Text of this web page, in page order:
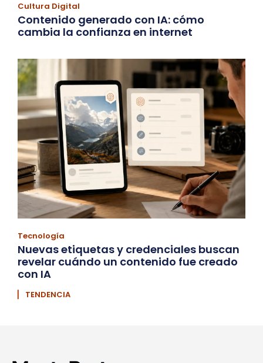
Cultura Digital
Contenido generado con IA: cómo
cambia la confianza en internet
Tecnología
Nuevas etiquetas y credenciales buscan
revelar cuándo un contenido fue creado
con IA
▏ TENDENCIA